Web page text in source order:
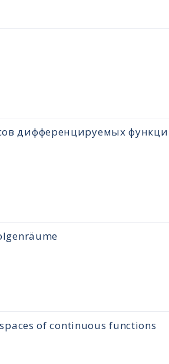
дифференцируемых
of continuous functions